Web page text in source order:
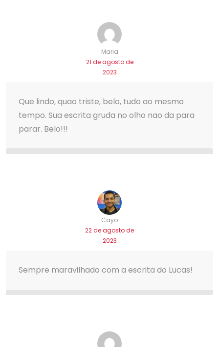
Maria
21 de agosto de
2023
Que lindo, quao triste, belo, tudo ao mesmo
tempo. Sua escrita gruda no olho nao da para
parar. Belo!!!
Cayo
22 de agosto de
2023
Sempre maravilhado com a escrita do Lucas!